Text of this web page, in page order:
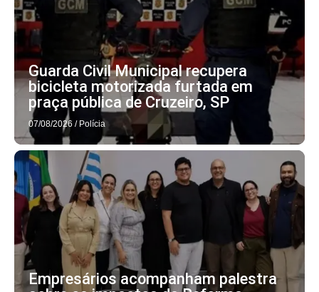
Guarda Civil Municipal recupera
bicicleta motorizada furtada em
praça pública de Cruzeiro, SP
07/08/2026 / Polícia
Empresários acompanham palestra